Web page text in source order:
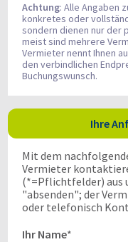
Achtung: Alle Angaben
konkretes oder
sondern dienen nur der
meist sind mehrere
Vermieter nennt Ihnen
den verbindlichen
Buchungswunsch.
Ihre
Mit dem
Vermieter
(*=Pflichtfelder) aus
"absenden"; der
oder telefonisch
Ihr Name*